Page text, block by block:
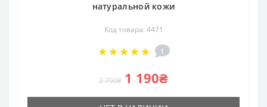
натуральной кожи
Код товара: 4471
1
2 790₴ 1 190₴